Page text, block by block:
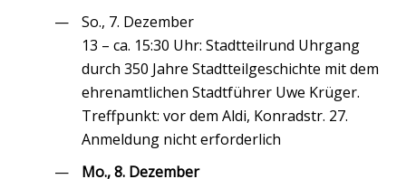
So., 7. Dezember
13 – ca. 15:30 Uhr: Stadtteilrund Uhrgang
durch 350 Jahre Stadtteilgeschichte mit dem
ehrenamtlichen Stadtführer Uwe Krüger.
Treffpunkt: vor dem Aldi, Konradstr. 27.
Anmeldung nicht erforderlich
Mo., 8. Dezember